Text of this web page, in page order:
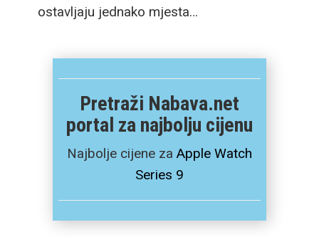
ostavljaju jednako mjesta…
Pretraži Nabava.net
portal za najbolju cijenu
Najbolje cijene za Apple Watch
Series 9